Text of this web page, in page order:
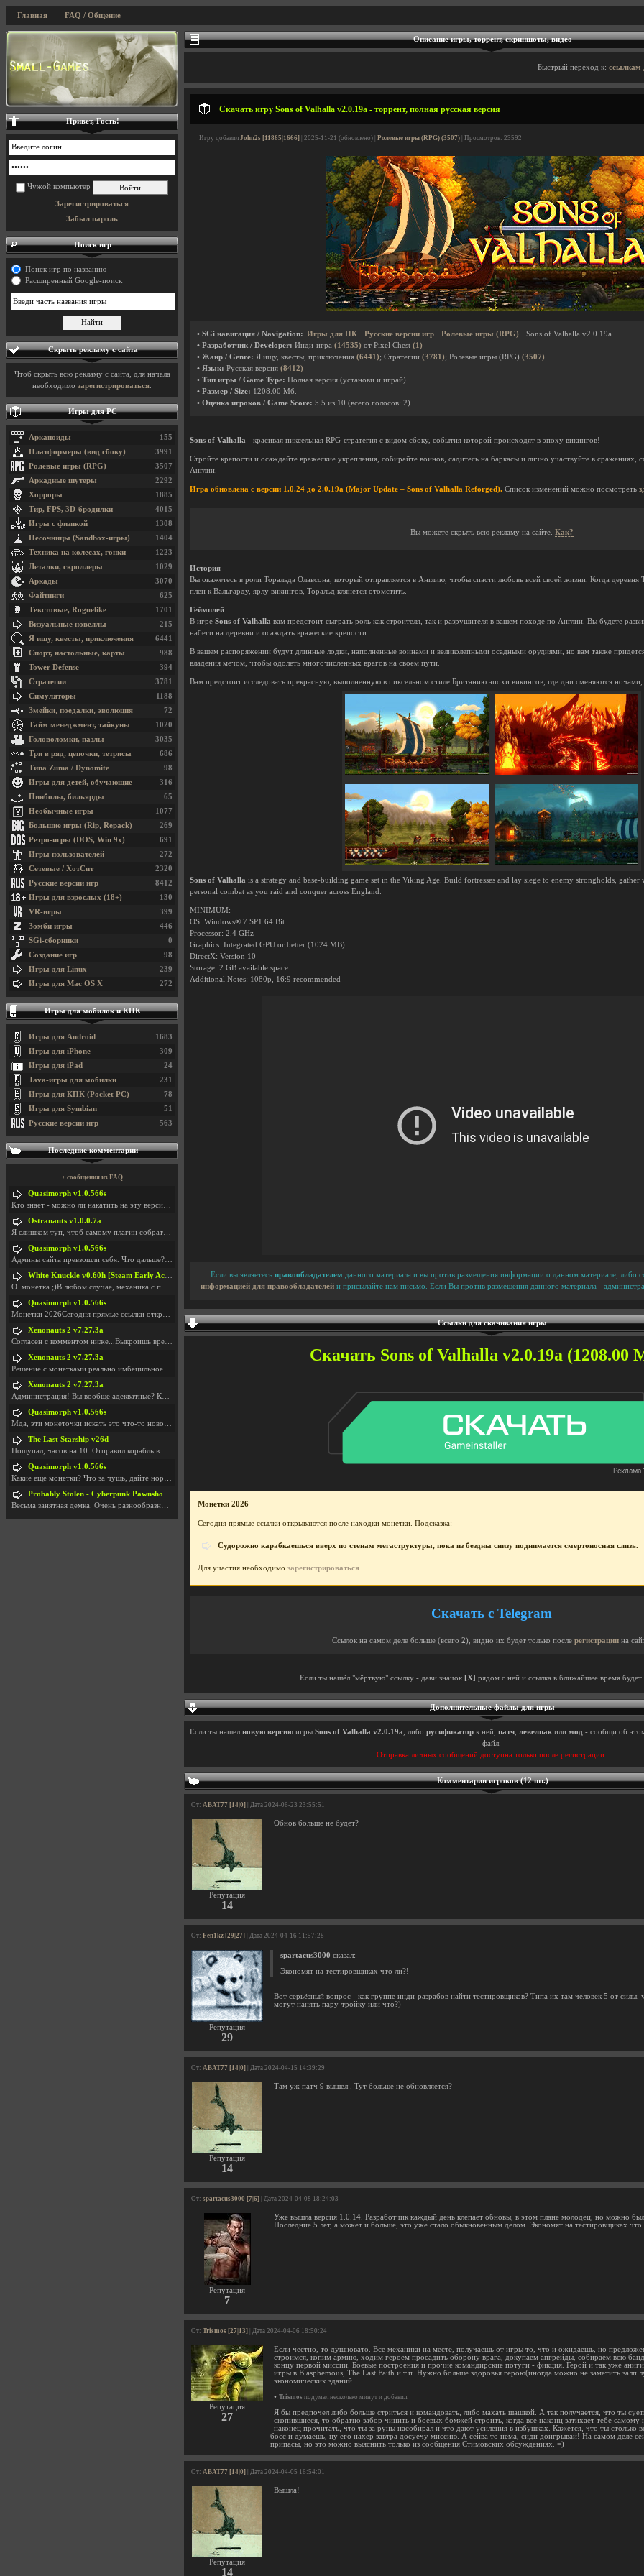
Главная FAQ / Общение
Описание игры, торрент, скриншоты, видео
Быстрый переход к: ссылкам
Скачать игру Sons of Valhalla v2.0.19a - торрент, полная русская версия
Игру добавил John2s [11865|1666] | 2025-11-21 (обновлено) | Ролевые игры (RPG) (3507) | Просмотров: 23592
• SGi навигация / Navigation: Игры для ПК Русские версии игр Ролевые игры (RPG)
Sons of Valhalla v2.0.19a
• Разработчик / Developer: Инди-игра (14535) от Pixel Chest (1)
• Жанр / Genre: Я ищу, квесты, приключения (6441); Стратегии (3781); Ролевые игры (RPG) (3507)
• Язык: Русская версия (8412)
• Тип игры / Game Type: Полная версия (установи и играй)
• Размер / Size: 1208.00 Мб.
• Оценка игроков / Game Score: 5.5 из 10 (всего голосов: 2)
Sons of Valhalla - красивая пиксельная RPG-стратегия с видом сбоку, события которой происходят в эпоху викингов!
Стройте крепости и осаждайте вражеские укрепления, собирайте воинов, садитесь на баркасы и лично участвуйте в сражениях,
Англии.
Игра обновлена с версии 1.0.24 до 2.0.19a (Major Update – Sons of Valhalla Reforged). Список изменений можно посмотреть
Вы можете скрыть всю рекламу на сайте. Как?
История
Вы окажетесь в роли Торальда Олавсона, который отправляется в Англию, чтобы спасти любовь всей своей жизни. Когда деревня
плен к Вальгарду, ярлу викингов, Торальд клянется отомстить.
Геймплей
В игре Sons of Valhalla вам предстоит сыграть роль как строителя, так и разрушителя в вашем походе по Англии. Вы будете
набеги на деревни и осаждать вражеские крепости.
В вашем распоряжении будут длинные лодки, наполненные воинами и великолепными осадными орудиями, но вам также придется
владения мечом, чтобы одолеть многочисленных врагов на своем пути.
Вам предстоит исследовать прекрасную, выполненную в пиксельном стиле Британию эпохи викингов, где дни сменяются
Sons of Valhalla is a strategy and base-building game set in the Viking Age. Build fortresses and lay siege to enemy strongholds,
personal combat as you raid and conquer across England.
MINIMUM:
OS: Windows® 7 SP1 64 Bit
Processor: 2.4 GHz
Graphics: Integrated GPU or better (1024 MB)
DirectX: Version 10
Storage: 2 GB available space
Additional Notes: 1080p, 16:9 recommended
Если вы являетесь правообладателем данного материала и вы против размещения информации о данном материале, либо
информацией для правообладателей и присылайте нам письмо. Если Вы против размещения данного материала -
Ссылки для скачивания игры
Скачать Sons of Valhalla v2.0.19a (1208.00
Монетки 2026
Сегодня прямые ссылки открываются после находки монетки. Подсказка:
Судорожно карабкаешься вверх по стенам мегаструктуры, пока из бездны снизу поднимается смертоносная слизь.
Для участия необходимо зарегистрироваться
Скачать с Telegram
Ссылок на самом деле больше (всего 2), видно их будет только после регистрациина
Если ты нашёл "мёртвую" ссылку - дави значок [X] рядом с ней и ссылка в ближайшее время будет
Дополнительные файлы для игры
Если ты нашел новую версию игры Sons of Valhalla v2.0.19a , либо русификатор к ней, патч левелпак или мод - сообщи об
файл.
Отправка личных сообщений доступна только после регистрации.
Комментарии игроков (12 шт.)
От: ABAT77 [14|0] | Дата 2024-06-23 23:55:51
Репутация
14
Обнов больше не будет?
От: Fen1kz [29|27] | Дата 2024-04-16 11:57:28
Репутация
29
spartacus3000 сказал:
Экономят на тестировщиках что ли?!
Вот серьёзный вопрос - как группе инди-разрабов найти тестировщиков? Типа их там человек 5 от
могут нанять пару-тройку или что?)
От: ABAT77 [14|0] | Дата 2024-04-15 14:39:29
Репутация
14
Там уж патч 9 вышел . Тут больше не обновляется?
От: spartacus3000 [7|6] | Дата 2024-04-08 18:24:03
Репутация
7
Уже вышла версия 1.0.14. Разработчик каждый день клепает обновы, в этом плане молодец, но можно
Последние 5 лет, а может и больше, это уже стало обыкновенным делом. Экономят на тестировщиках что
От: Trismos [27|13] | Дата 2024-04-06 18:50:24
Репутация
27
Если честно, то душновато. Все механики на месте, получаешь от игры то, что и ожидаешь, но
строимся, копим армию, ходим героем просадить оборону врага, докупаем апгрейды, собираем всю
концу первой миссии. Боевые построения и прочие командирские потуги - фикция. Герой и так уже
игры в Blasphemous, The Last Faith и т.п. Нужно больше здоровья герою(иногда можно не заметить залп
экономических зданий.
• Trismos подумал несколько минут и добавил:
Я бы предпочел либо больше стриться и командовать, либо махать шашкой. А так получается, что ты
скопившиеся, то обратно забор чинить и боевых бомжей строить, когда все наконц затихает тебе
наконец прочитать, что ты за руны насобирал и что дают усиления в избушках. Кажется, что ты столько
босс и думаешь, ну его нахер завтра досуечу миссию. А сейва то нема, сиди доигрывай! На самом деле
припасы, но это можно выяснить только из сообщения Стимовских обсуждениях. =)
От: ABAT77 [14|0] | Дата 2024-04-05 16:54:01
Репутация
14
Вышла!
Привет, Гость!
Чужой компьютер
Зарегистрироваться
Забыл пароль
Поиск игр
Поиск игр по названию
Расширенный Google-поиск
Скрыть рекламу с сайта
Чтоб скрыть всю рекламу с сайта, для начала
необходимо зарегистрироваться
Игры для PC
155
Арканоиды
3991
Платформеры (вид сбоку)
3507
Ролевые игры (RPG)
2292
Аркадные шутеры
1885
Хорроры
4015
Тир, FPS, 3D-бродилки
1308
Игры с физикой
1404
Песочницы (Sandbox-игры)
1223
Техника на колесах, гонки
1029
Леталки, скроллеры
3070
Аркады
625
Файтинги
1701
Текстовые, Roguelike
215
Визуальные новеллы
6441
Я ищу, квесты, приключения
988
Спорт, настольные, карты
394
Tower Defense
3781
Стратегии
1188
Симуляторы
72
Змейки, поедалки, эволюция
1020
Тайм менеджмент, тайкуны
3035
Головоломки, пазлы
686
Три в ряд, цепочки, тетрисы
98
Типа Zuma / Dynomite
316
Игры для детей, обучающие
65
Пинболы, бильярды
1077
Необычные игры
269
Большие игры (Rip, Repack)
691
Ретро-игры (DOS, Win 9x)
272
Игры пользователей
2320
Сетевые / ХотСит
8412
Русские версии игр
130
Игры для взрослых (18+)
399
VR-игры
446
Зомби игры
0
SGi-сборники
98
Создание игр
239
Игры для Linux
272
Игры для Mac OS X
Игры для мобилок и КПК
1683
Игры для Android
309
Игры для iPhone
24
Игры для iPad
231
Java-игры для мобилки
78
Игры для КПК (Pocket PC)
51
Игры для Symbian
563
Русские версии игр
Последние комментарии
+ сообщения из FAQ
Quasimorph v1.0.566s
Кто знает - можно ли накатить на эту версию моды?
Ostranauts v1.0.0.7a
Я слишком туп, чтоб самому плагин собрать. И что-т
Quasimorph v1.0.566s
Админы сайта превзошли себя. Что дальше? Засунь се
White Knuckle v0.60h [Steam Early Access]
О. монетка ;)В любом случае, механика с поиском мо
Quasimorph v1.0.566s
Монетки 2026Сегодня прямые ссылки открываются посл
Xenonauts 2 v7.27.3a
Согласен с комментом ниже...Выкроишь время чтобы з
Xenonauts 2 v7.27.3a
Решение с монетками реально имбецильное. Как сдела
Xenonauts 2 v7.27.3a
Администрация! Вы вообще адекватные? Какие монетки
Quasimorph v1.0.566s
Мда, эти монеточки искать это что-то новое в сфере
The Last Starship v26d
Пощупал, часов на 10. Отправил корабль в другую Га
Quasimorph v1.0.566s
Какие еще монетки? Что за чущь, дайте нормально ск
Probably Stolen - Cyberpunk Pawnshop Simulator v048c [Playtest]
Весьма занятная демка. Очень разнообразные механик